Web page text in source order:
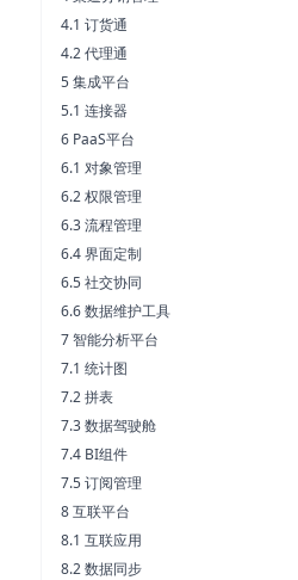
4.1 订货通
4.2 代理通
5 集成平台
5.1 连接器
6 PaaS平台
6.1 对象管理
6.2 权限管理
6.3 流程管理
6.4 界面定制
6.5 社交协同
6.6 数据维护工具
7 智能分析平台
7.1 统计图
7.2 拼表
7.3 数据驾驶舱
7.4 BI组件
7.5 订阅管理
8 互联平台
8.1 互联应用
8.2 数据同步